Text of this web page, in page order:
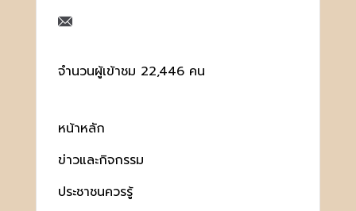
จำนวนผู้เข้าชม 22,446 คน
หน้าหลัก
ข่าวและกิจกรรม
ประชาชนควรรู้